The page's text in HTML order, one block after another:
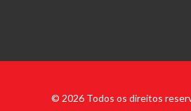
© 2026 Todos os direitos